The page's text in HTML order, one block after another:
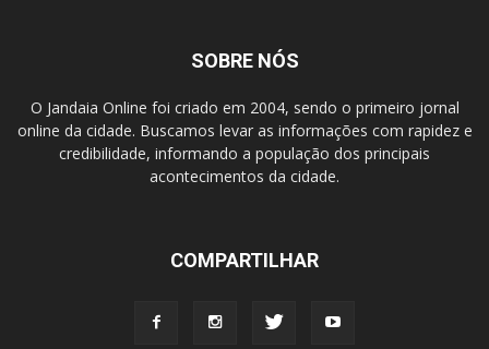
SOBRE NÓS
O Jandaia Online foi criado em 2004, sendo o primeiro jornal
online da cidade. Buscamos levar as informações com rapidez e
credibilidade, informando a população dos principais
acontecimentos da cidade.
COMPARTILHAR